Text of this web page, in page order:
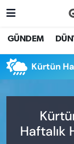
GÜNDEM
Kürtün
Haftalık
DÜNYA
EKONOMİ
YENİ
Nöbetçi
Hava
Trafik
Süper Lig